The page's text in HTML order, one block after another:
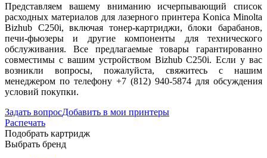
Представляем вашему вниманию исчерпывающий список
расходных материалов для лазерного принтера Konica Minolta
Bizhub C250i, включая тонер-картриджи, блоки барабанов,
печи-фьюзеры и другие компоненты для технического
обслуживания. Все предлагаемые товары гарантированно
совместимы с вашим устройством Bizhub C250i. Если у вас
возникли вопросы, пожалуйста, свяжитесь с нашим
менеджером по телефону +7 (812) 940-5874 для обсуждения
условий покупки.
Задать вопросДобавить в мои принтеры
Распечать
Подобрать картридж
Выбрать бренд